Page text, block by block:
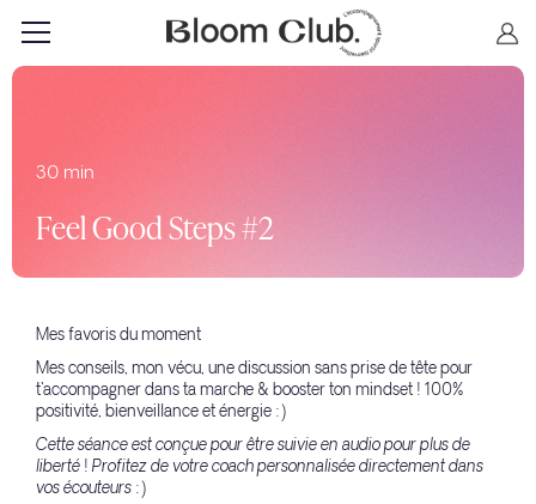
30 min
Feel Good Steps #2
Mes favoris du moment
Mes conseils, mon vécu, une discussion sans prise de tête pour
t'accompagner dans ta marche & booster ton mindset ! 100%
positivité, bienveillance et énergie :)
Cette séance est conçue pour être suivie en audio pour plus de
liberté ! Profitez de votre coach personnalisée directement dans
vos écouteurs :)